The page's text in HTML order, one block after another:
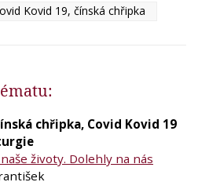
Kovid 19, čínská chřipka
chřipka, Covid Kovid 19
životy. Dolehly na nás